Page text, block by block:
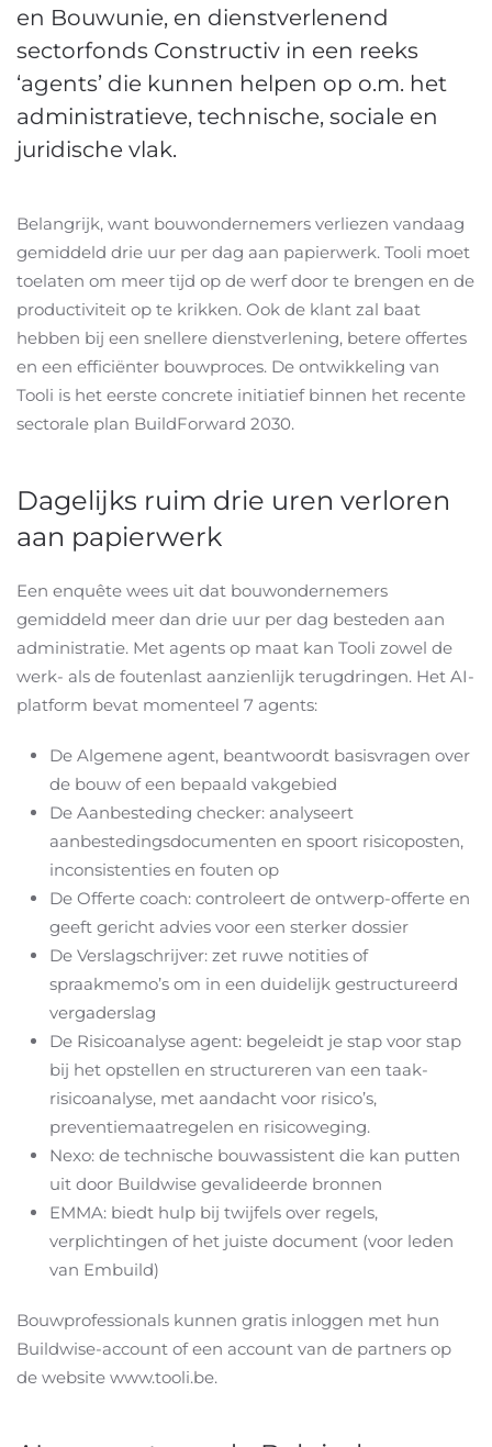
en Bouwunie, en dienstverlenend
sectorfonds Constructiv in een reeks
‘agents’ die kunnen helpen op o.m. het
administratieve, technische, sociale en
juridische vlak.
Belangrijk, want bouwondernemers verliezen vandaag
gemiddeld drie uur per dag aan papierwerk. Tooli moet
toelaten om meer tijd op de werf door te brengen en de
productiviteit op te krikken. Ook de klant zal baat
hebben bij een snellere dienstverlening, betere offertes
en een efficiënter bouwproces. De ontwikkeling van
Tooli is het eerste concrete initiatief binnen het recente
sectorale plan BuildForward 2030.
Dagelijks ruim drie uren verloren
aan papierwerk
Een enquête wees uit dat bouwondernemers
gemiddeld meer dan drie uur per dag besteden aan
administratie. Met agents op maat kan Tooli zowel de
werk- als de foutenlast aanzienlijk terugdringen. Het AI-
platform bevat momenteel 7 agents:
De Algemene agent, beantwoordt basisvragen over
de bouw of een bepaald vakgebied
De Aanbesteding checker: analyseert
aanbestedingsdocumenten en spoort risicoposten,
inconsistenties en fouten op
De Offerte coach: controleert de ontwerp-offerte en
geeft gericht advies voor een sterker dossier
De Verslagschrijver: zet ruwe notities of
spraakmemo’s om in een duidelijk gestructureerd
vergaderslag
De Risicoanalyse agent: begeleidt je stap voor stap
bij het opstellen en structureren van een taak-
risicoanalyse, met aandacht voor risico’s,
preventiemaatregelen en risicoweging.
Nexo: de technische bouwassistent die kan putten
uit door Buildwise gevalideerde bronnen
EMMA: biedt hulp bij twijfels over regels,
verplichtingen of het juiste document (voor leden
van Embuild)
Bouwprofessionals kunnen gratis inloggen met hun
Buildwise-account of een account van de partners op
de website www.tooli.be.